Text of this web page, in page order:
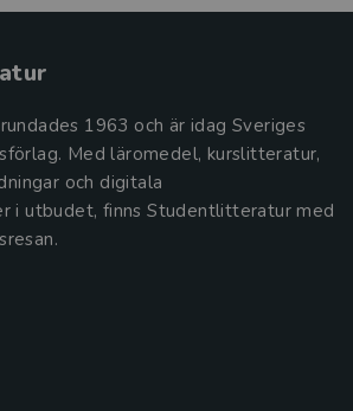
1963 och är idag Sveriges
Med läromedel, kurslitteratur,
och digitala
i utbudet, finns Studentlitteratur med